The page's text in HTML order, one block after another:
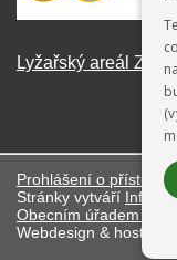
Lyžařský areál
Prohlášení o
Stránky vytváří
Obecním úřadem
Webdesign & hosting: